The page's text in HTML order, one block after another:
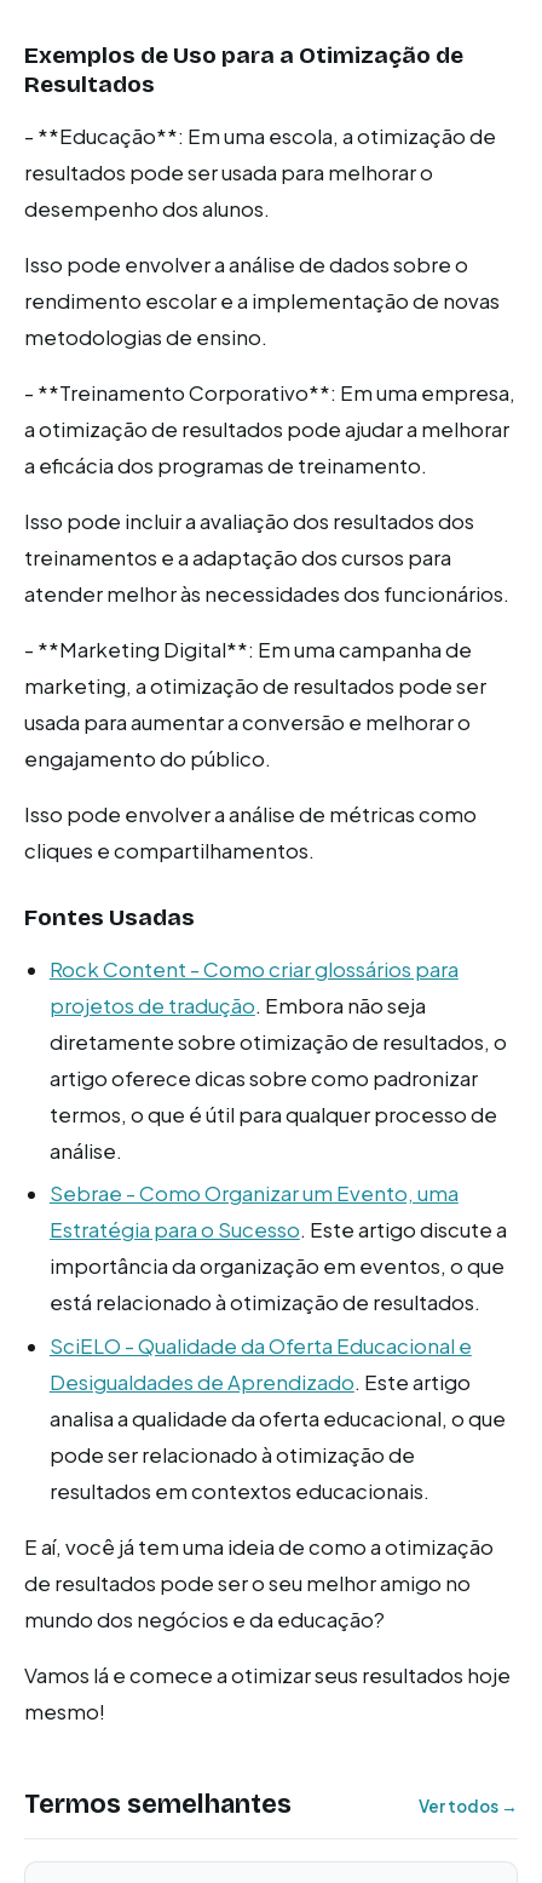
Exemplos de Uso para a Otimização de
Resultados
- **Educação**: Em uma escola, a otimização de
resultados pode ser usada para melhorar o
desempenho dos alunos.
Isso pode envolver a análise de dados sobre o
rendimento escolar e a implementação de novas
metodologias de ensino.
- **Treinamento Corporativo**: Em uma empresa,
a otimização de resultados pode ajudar a melhorar
a eficácia dos programas de treinamento.
Isso pode incluir a avaliação dos resultados dos
treinamentos e a adaptação dos cursos para
atender melhor às necessidades dos funcionários.
- **Marketing Digital**: Em uma campanha de
marketing, a otimização de resultados pode ser
usada para aumentar a conversão e melhorar o
engajamento do público.
Isso pode envolver a análise de métricas como
cliques e compartilhamentos.
Fontes Usadas
Rock Content - Como criar glossários para
projetos de tradução. Embora não seja
diretamente sobre otimização de resultados, o
artigo oferece dicas sobre como padronizar
termos, o que é útil para qualquer processo de
análise.
Sebrae - Como Organizar um Evento, uma
Estratégia para o Sucesso. Este artigo discute a
importância da organização em eventos, o que
está relacionado à otimização de resultados.
SciELO - Qualidade da Oferta Educacional e
Desigualdades de Aprendizado. Este artigo
analisa a qualidade da oferta educacional, o que
pode ser relacionado à otimização de
resultados em contextos educacionais.
E aí, você já tem uma ideia de como a otimização
de resultados pode ser o seu melhor amigo no
mundo dos negócios e da educação?
Vamos lá e comece a otimizar seus resultados hoje
mesmo!
Termos semelhantes Ver todos →